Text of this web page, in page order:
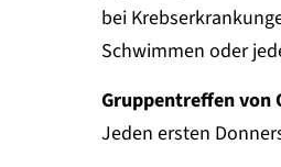
bei
Schwimmen oder
Gruppentreffen von
Jeden ersten